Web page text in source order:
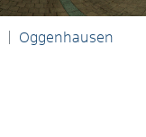
Oggenhausen